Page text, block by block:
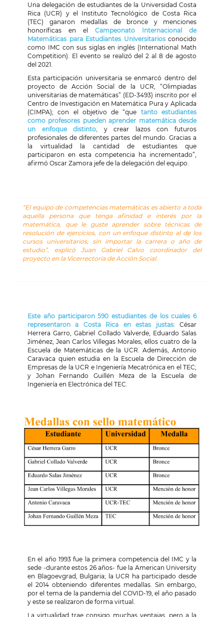
Una delegación de estudiantes de la Universidad Costa
Rica (UCR) y el Instituto Tecnológico de Costa Rica
(TEC) ganaron medallas de bronce y menciones
honoríficas en el Campeonato Internacional de
Matemáticas para Estudiantes Universitariosconocido
como IMC con sus siglas en inglés (International Math
Competition). El evento se realizó del 2 al 8 de agosto
del 2021.
Esta participación universitaria se enmarcó dentro del
proyecto de Acción Social de la UCR, “Olimpiadas
universitarias de matemáticas” (ED-3493) inscrito por el
Centro de Investigación en Matemática Pura y Aplicada
(CIMPA); con el objetivo de “que tanto estudiantes
como profesores pueden aprender matemática desde
un enfoque distinto, y crear lazos con futuros
profesionales de diferentes partes del mundo. Gracias a
la virtualidad la cantidad de estudiantes que
participaron en esta competencia ha incrementado”,
afirmó Oscar Zamora jefe de la delegación del equipo.
“El equipo de competencias matemáticas es abierto a toda
aquella persona que tenga afinidad e interés por la
matemática, que le guste aprender sobre técnicas de
resolución de ejercicios, con un enfoque distinto al de los
cursos universitarios, sin importar la carrera o año de
estudio”, explicó Juan Gabriel Calvo coordinador del
proyecto en la Vicerrectoría de Acción Social.
Este año participaron 590 estudiantes de los cuales 6
representaron a Costa Rica en estas justas: César
Herrera Garro, Gabriel Collado Valverde, Eduardo Salas
Jiménez, Jean Carlos Villegas Morales, ellos cuatro de la
Escuela de Matemáticas de la UCR. Además, Antonio
Caravaca quien estudia en la Escuela de Dirección de
Empresas de la UCR e Ingeniería Mecatrónica en el TEC;
y Johan Fernando Guillén Meza de la Escuela de
Ingeniería en Electrónica del TEC.
En el año 1993 fue la primera competencia del IMC y la
sede -durante estos 26 años- fue la American University
en Blagoevgrad, Bulgaria; la UCR ha participado desde
el 2014 obteniendo diferentes medallas. Sin embargo,
por el tema de la pandemia del COVID-19, el año pasado
y este se realizaron de forma virtual.
La virtualidad trae consigo muchas ventajas, pero a la